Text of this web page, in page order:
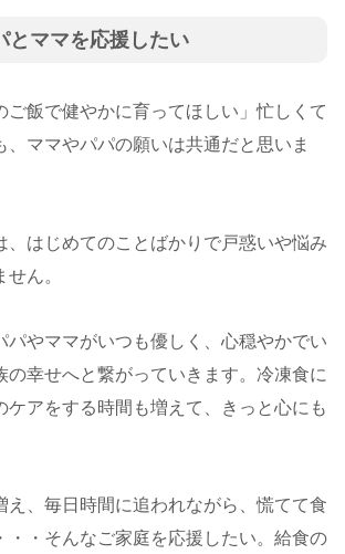
とママを応援したい
ご飯で健やかに育ってほしい」忙しくて
、ママやパパの願いは共通だと思いま
、はじめてのことばかりで戸惑いや悩み
ん。
パやママがいつも優しく、心穏やかでい
の幸せへと繋がっていきます。冷凍食に
ケアをする時間も増えて、きっと心にも
え、毎日時間に追われながら、慌てて食
・・そんなご家庭を応援したい。給食の